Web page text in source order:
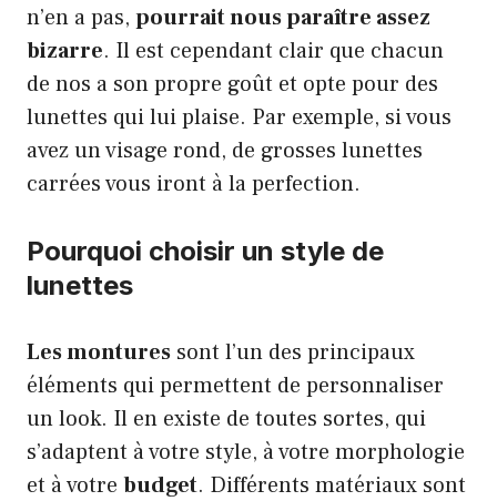
n’en a pas, pourrait nous paraître assez
bizarre. Il est cependant clair que chacun
de nos a son propre goût et opte pour des
lunettes qui lui plaise. Par exemple, si vous
avez un visage rond, de grosses lunettes
carrées vous iront à la perfection.
Pourquoi choisir un style de
lunettes
Les montures sont l’un des principaux
éléments qui permettent de personnaliser
un look. Il en existe de toutes sortes, qui
s’adaptent à votre style, à votre morphologie
et à votre budget. Différents matériaux sont